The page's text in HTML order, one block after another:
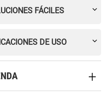
FÁCILES
DE USO